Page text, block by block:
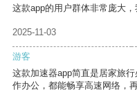
这款app的用户群体非常庞大
2025-11-03
游客
这款加速器app简直是居家旅
作办公，都能畅享高速网络，